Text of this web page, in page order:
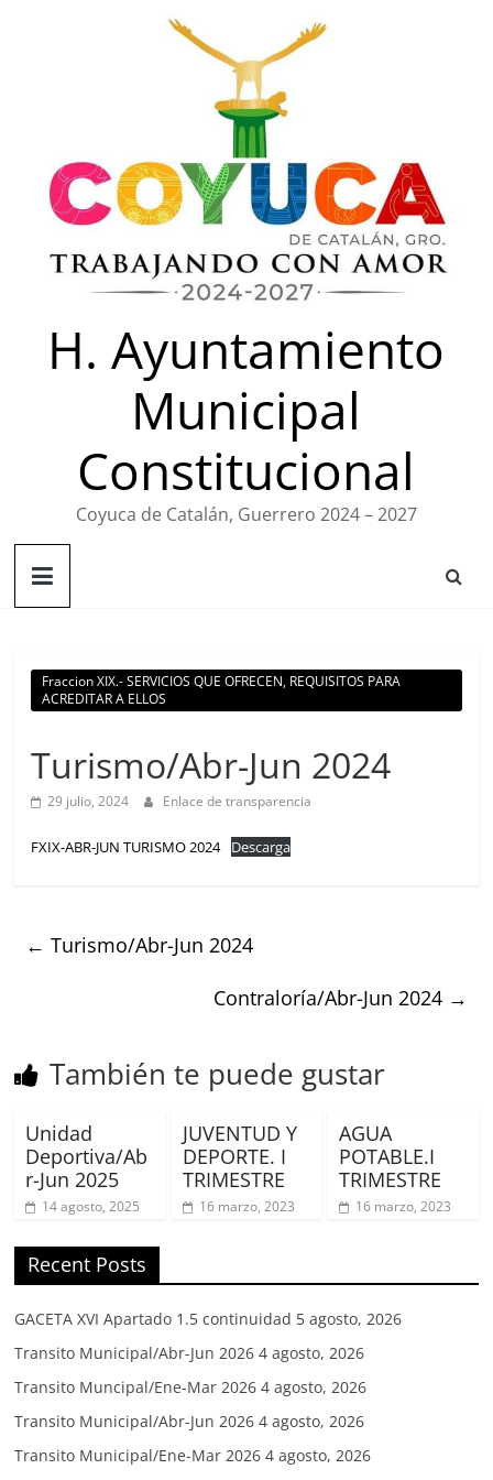
H. Ayuntamiento
Municipal
Constitucional
Coyuca de Catalán, Guerrero 2024 – 2027
Fraccion XIX.- SERVICIOS QUE OFRECEN, REQUISITOS PARA
ACREDITAR A ELLOS
Turismo/Abr-Jun 2024
29 julio, 2024 Enlace de transparencia
FXIX-ABR-JUN TURISMO 2024 Descarga
← Turismo/Abr-Jun 2024
Contraloría/Abr-Jun 2024 →
También te puede gustar
Unidad
Deportiva/Ab
r-Jun 2025
14 agosto, 2025
JUVENTUD Y
DEPORTE. I
TRIMESTRE
16 marzo, 2023
AGUA
POTABLE.I
TRIMESTRE
16 marzo, 2023
Recent Posts
GACETA XVI Apartado 1.5 continuidad 5 agosto, 2026
Transito Municipal/Abr-Jun 2026 4 agosto, 2026
Transito Muncipal/Ene-Mar 2026 4 agosto, 2026
Transito Municipal/Abr-Jun 2026 4 agosto, 2026
Transito Municipal/Ene-Mar 2026 4 agosto, 2026